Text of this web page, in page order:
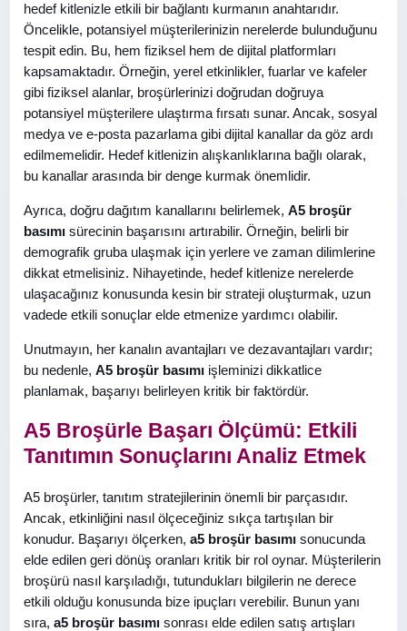
hedef kitlenizle etkili bir bağlantı kurmanın anahtarıdır.
Öncelikle, potansiyel müşterilerinizin nerelerde bulunduğunu
tespit edin. Bu, hem fiziksel hem de dijital platformları
kapsamaktadır. Örneğin, yerel etkinlikler, fuarlar ve kafeler
gibi fiziksel alanlar, broşürlerinizi doğrudan doğruya
potansiyel müşterilere ulaştırma fırsatı sunar. Ancak, sosyal
medya ve e-posta pazarlama gibi dijital kanallar da göz ardı
edilmemelidir. Hedef kitlenizin alışkanlıklarına bağlı olarak,
bu kanallar arasında bir denge kurmak önemlidir.
Ayrıca, doğru dağıtım kanallarını belirlemek, A5 broşür
basımı sürecinin başarısını artırabilir. Örneğin, belirli bir
demografik gruba ulaşmak için yerlere ve zaman dilimlerine
dikkat etmelisiniz. Nihayetinde, hedef kitlenize nerelerde
ulaşacağınız konusunda kesin bir strateji oluşturmak, uzun
vadede etkili sonuçlar elde etmenize yardımcı olabilir.
Unutmayın, her kanalın avantajları ve dezavantajları vardır;
bu nedenle, A5 broşür basımı işleminizi dikkatlice
planlamak, başarıyı belirleyen kritik bir faktördür.
A5 Broşürle Başarı Ölçümü: Etkili
Tanıtımın Sonuçlarını Analiz Etmek
A5 broşürler, tanıtım stratejilerinin önemli bir parçasıdır.
Ancak, etkinliğini nasıl ölçeceğiniz sıkça tartışılan bir
konudur. Başarıyı ölçerken, a5 broşür basımı sonucunda
elde edilen geri dönüş oranları kritik bir rol oynar. Müşterilerin
broşürü nasıl karşıladığı, tutundukları bilgilerin ne derece
etkili olduğu konusunda bize ipuçları verebilir. Bunun yanı
sıra, a5 broşür basımı sonrası elde edilen satış artışları